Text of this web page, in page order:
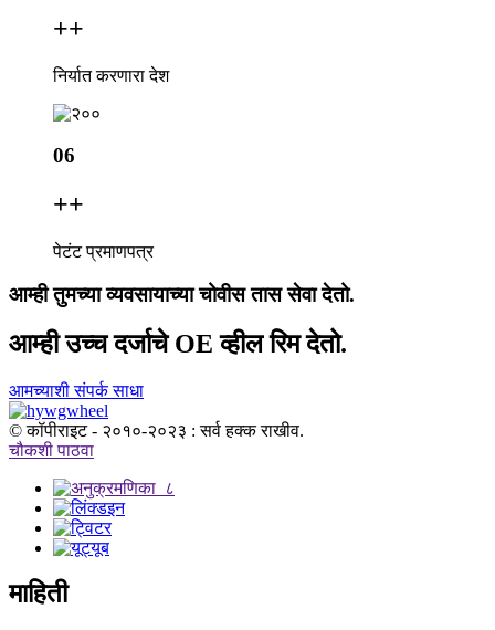
++
निर्यात करणारा देश
06
++
पेटंट प्रमाणपत्र
आम्ही तुमच्या व्यवसायाच्या चोवीस तास सेवा देतो.
आम्ही उच्च दर्जाचे OE व्हील रिम देतो.
आमच्याशी संपर्क साधा
© कॉपीराइट - २०१०-२०२३ : सर्व हक्क राखीव.
चौकशी पाठवा
माहिती